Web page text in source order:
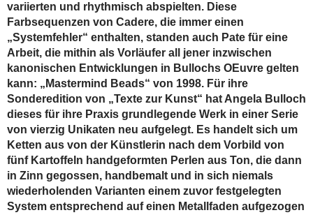
variierten und rhythmisch abspielten. Diese
Farbsequenzen von Cadere, die immer einen
„Systemfehler“ enthalten, standen auch Pate für eine
Arbeit, die mithin als Vorläufer all jener inzwischen
kanonischen Entwicklungen in Bullochs OEuvre gelten
kann: „Mastermind Beads“ von 1998. Für ihre
Sonderedition von „Texte zur Kunst“ hat Angela Bulloch
dieses für ihre Praxis grundlegende Werk in einer Serie
von vierzig Unikaten neu aufgelegt. Es handelt sich um
Ketten aus von der Künstlerin nach dem Vorbild von
fünf Kartoffeln handgeformten Perlen aus Ton, die dann
in Zinn gegossen, handbemalt und in sich niemals
wiederholenden Varianten einem zuvor festgelegten
System entsprechend auf einen Metallfaden aufgezogen